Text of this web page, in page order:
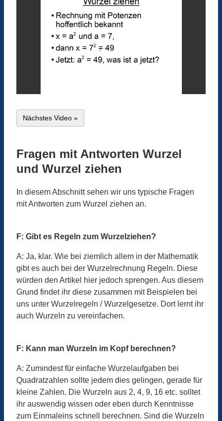
Nächstes Video »
Fragen mit Antworten Wurzel
und Wurzel ziehen
In diesem Abschnitt sehen wir uns typische Fragen
mit Antworten zum Wurzel ziehen an.
F: Gibt es Regeln zum Wurzelziehen?
A: Ja, klar. Wie bei ziemlich allem in der Mathematik
gibt es auch bei der Wurzelrechnung Regeln. Diese
würden den Artikel hier jedoch sprengen. Aus diesem
Grund findet ihr diese zusammen mit Beispielen bei
uns unter Wurzelregeln / Wurzelgesetze. Dort lernt ihr
auch Wurzeln zu vereinfachen.
F: Kann man Wurzeln im Kopf berechnen?
A: Zumindest für einfache Wurzelaufgaben bei
Quadratzahlen sollte jedem dies gelingen, gerade für
kleine Zahlen. Die Wurzeln aus 2, 4, 9, 16 etc. solltet
ihr auswendig wissen oder eben durch Kenntnisse
zum Einmaleins schnell berechnen. Sind die Wurzeln